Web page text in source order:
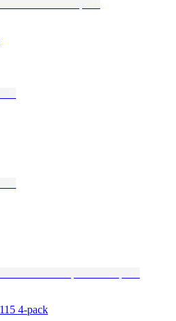
4-pack